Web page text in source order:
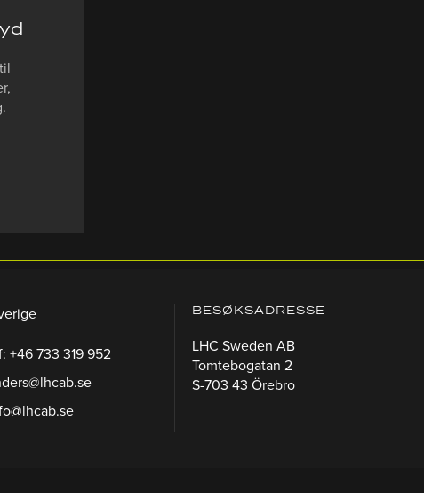
+46 733 319 952
BESØKSADRESSE
LHC Sweden AB
Tomtebogatan 2
S-703 43 Örebro